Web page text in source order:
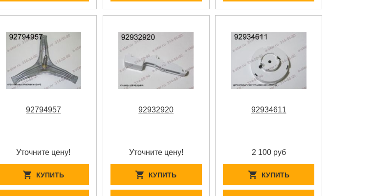
92794957
Уточните цену!
КУПИТЬ
92932920
Уточните цену!
КУПИТЬ
92934611
2 100 руб
КУПИТЬ